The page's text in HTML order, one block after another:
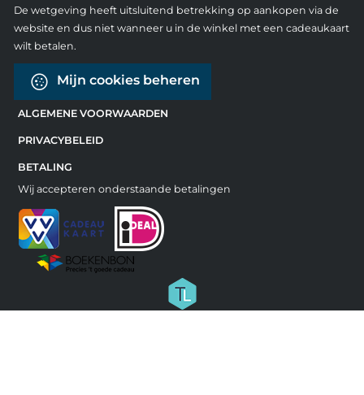
De wetgeving heeft uitsluitend betrekking op aankopen via de
website en dus niet wanneer u in de winkel met een cadeaukaart
wilt betalen.
Mijn cookies beheren
ALGEMENE VOORWAARDEN
PRIVACYBELEID
BETALING
Wij accepteren onderstaande betalingen